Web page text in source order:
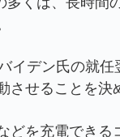
イデン氏の就任
させることを決
を充電できる